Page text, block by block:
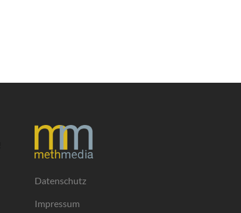
Datenschutz
Impressum